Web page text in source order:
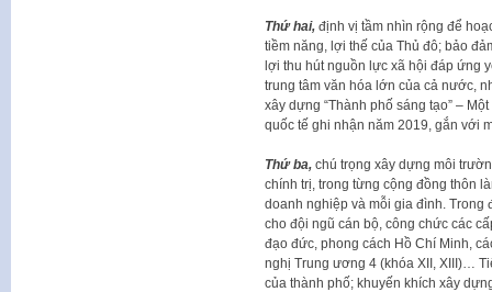
Thứ hai, định vị tầm nhìn rộng để
tiềm năng, lợi thế của Thủ đô; bảo
lợi thu hút nguồn lực xã hội đáp ứng
trung tâm văn hóa lớn của cả nước,
xây dựng “Thành phố sáng tạo” –
quốc tế ghi nhận năm 2019, gắn với
Thứ ba,chú trọng xây dựng môi
chính trị, trong từng cộng đồng thôn
doanh nghiệp và mỗi gia đình. Trong
cho đội ngũ cán bộ, công chức các
đạo đức, phong cách Hồ Chí Minh,
nghị Trung ương 4 (khóa XII, XIII)…
của thành phố; khuyến khích xây